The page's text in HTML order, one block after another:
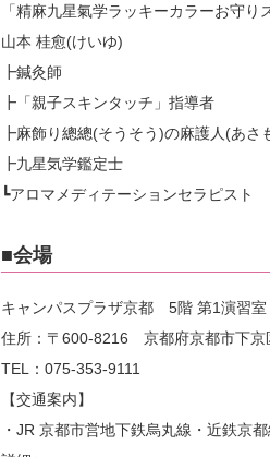
「精麻九星氣学ラッキーカラーお守り
山本 桂愈(けいゆ)
┣鍼灸師
┣「親子スキンタッチ」指導者
┣麻飾り總總(そうそう)の麻護人(あさ
┣九星気学鑑定士
┗アロマメディテーションセラピスト
■会場
キャンパスプラザ京都 5階 第1演習室
住所：〒600-8216 京都府京都市下京
TEL：075-353-9111
【交通案内】
・JR 京都市営地下鉄烏丸線・近鉄京